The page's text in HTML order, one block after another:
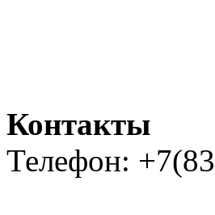
Контакты
Телефон: